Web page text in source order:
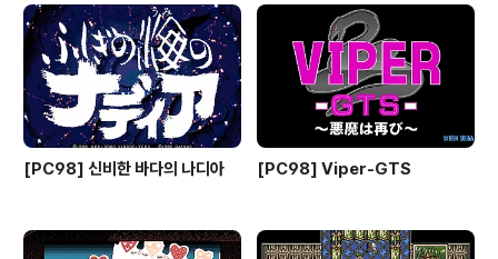
[PC98] 신비한 바다의 나디아 [PC98] Viper-GTS